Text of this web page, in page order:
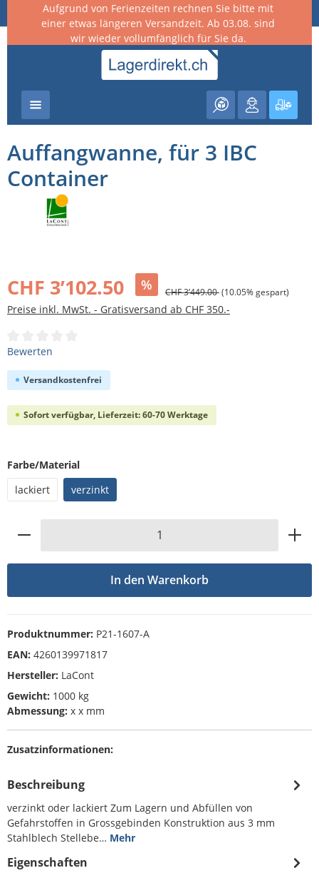
springen
Aufgrund von Ferienzeiten rechnen Sie bitte mit
einer etwas längeren Versandzeit. Ab 03.08. sind
wir wieder vollumfänglich für Sie da.
Auffangwanne, für 3 IBC
Container
CHF 3’102.50 % CHF 3’449.00(10.05% gespart)
Preise inkl. MwSt. - Gratisversand ab CHF 350.-
Durchschnittliche Bewertung von 0 von 5 Sternen
Bewerten
Versandkostenfrei
Sofort verfügbar, Lieferzeit: 60-70 Werktage
Farbe/Materialauswählen
lackiert
verzinkt
Produkt Anzahl: Gib den gewünschten
In den Warenkorb
Produktnummer: P21-1607-A
EAN: 4260139971817
Hersteller: LaCont
Gewicht: 1000 kg
Abmessung: x x mm
Zusatzinformationen:
Beschreibung
verzinkt oder lackiert Zum Lagern und Abfüllen von
Gefahrstoffen in Grossgebinden Konstruktion aus 3 mm
Stahlblech Stellebe… Mehr
Eigenschaften